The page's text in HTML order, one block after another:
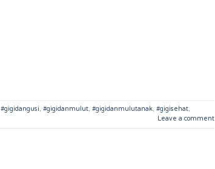
#gigidangusi, #gigidanmulut, #gigidanmulutanak, #gigisehat,
Leave a comment